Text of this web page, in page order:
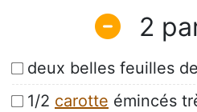
2
deux belles feuilles
1/2 carotte émincés